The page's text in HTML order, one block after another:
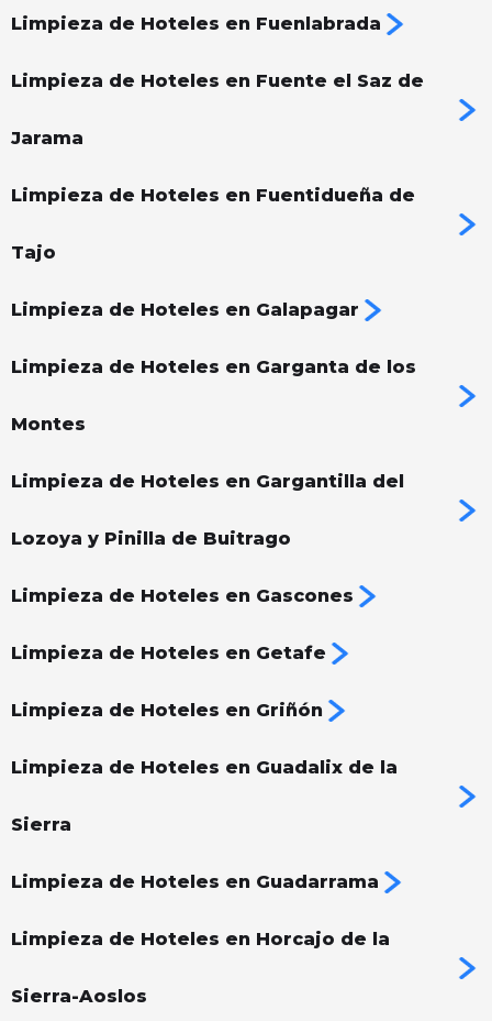
Limpieza de Hoteles en Fuenlabrada
Limpieza de Hoteles en Fuente el Saz de
Jarama
Limpieza de Hoteles en Fuentidueña de
Tajo
Limpieza de Hoteles en Galapagar
Limpieza de Hoteles en Garganta de los
Montes
Limpieza de Hoteles en Gargantilla del
Lozoya y Pinilla de Buitrago
Limpieza de Hoteles en Gascones
Limpieza de Hoteles en Getafe
Limpieza de Hoteles en Griñón
Limpieza de Hoteles en Guadalix de la
Sierra
Limpieza de Hoteles en Guadarrama
Limpieza de Hoteles en Horcajo de la
Sierra-Aoslos